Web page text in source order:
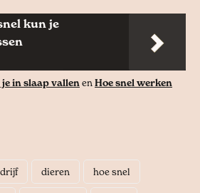
kun je
in slaap vallen en Hoe snel werken
dieren hoe snel